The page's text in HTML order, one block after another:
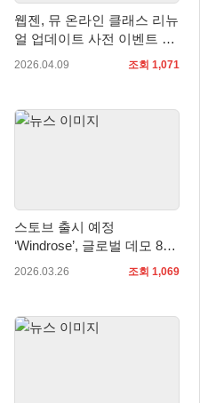
웹젠, 뮤 온라인 클래스 리뉴
얼 업데이트 사전 이벤트 진
행
2026.04.09 조회 1,071
스토브 출시 예정
‘Windrose’, 글로벌 데모 80
만 명 참여 앞서 해보기 출시
2026.03.26 조회 1,069